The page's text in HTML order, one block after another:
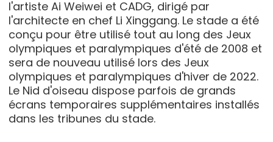
l'artiste Ai Weiwei et CADG, dirigé par
l'architecte en chef Li Xinggang. Le stade a été
conçu pour être utilisé tout au long des Jeux
olympiques et paralympiques d'été de 2008 et
sera de nouveau utilisé lors des Jeux
olympiques et paralympiques d'hiver de 2022.
Le Nid d'oiseau dispose parfois de grands
écrans temporaires supplémentaires installés
dans les tribunes du stade.